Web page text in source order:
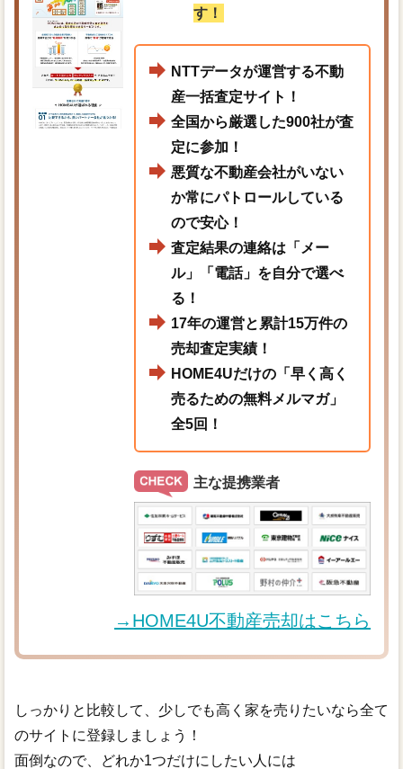
す！
NTTデータが運営する不動
産一括査定サイト！
全国から厳選した900社が査
定に参加！
悪質な不動産会社がいない
か常にパトロールしている
ので安心！
査定結果の連絡は「メー
ル」「電話」を自分で選べ
る！
17年の運営と累計15万件の
売却査定実績！
HOME4Uだけの「早く高く
売るための無料メルマガ」
全5回！
主な提携業者
→HOME4U不動産売却はこちら
しっかりと比較して、少しでも高く家を売りたいなら全て
のサイトに登録しましょう！
面倒なので、どれか1つだけにしたい人には